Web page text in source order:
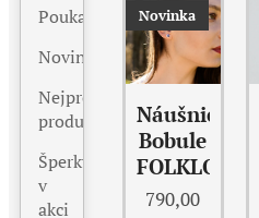
Poukazy
Novinky
Nejprovádanější
produkty
Šperky
v
akci
Náušnice
Bobule
FOLKLORA
Novinka
790,00